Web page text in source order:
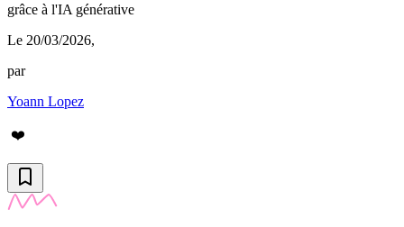
grâce à l'IA générative
Le 20/03/2026,
par
Yoann Lopez
❤️